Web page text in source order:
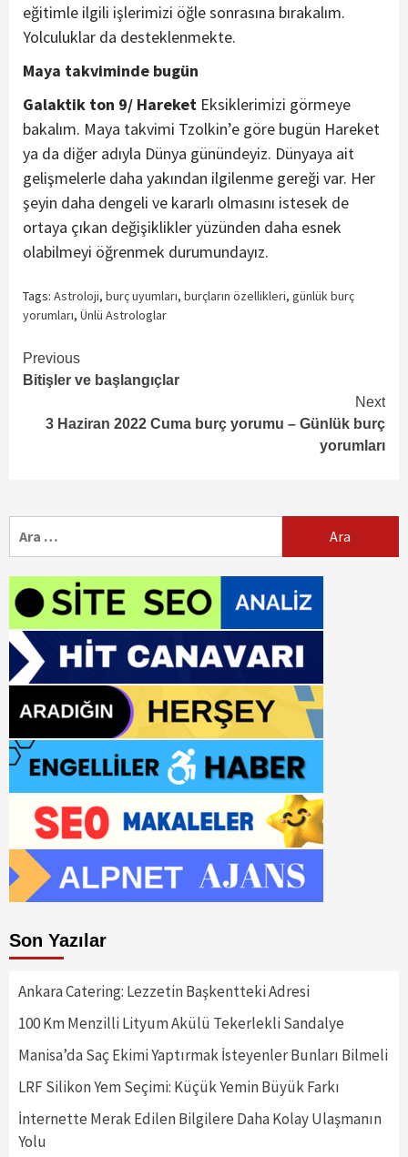
eğitimle ilgili işlerimizi öğle sonrasına bırakalım.
Yolculuklar da desteklenmekte.
Maya takviminde bugün
Galaktik ton 9/ Hareket Eksiklerimizi görmeye
bakalım. Maya takvimi Tzolkin’e göre bugün Hareket
ya da diğer adıyla Dünya günündeyiz. Dünyaya ait
gelişmelerle daha yakından ilgilenme gereği var. Her
şeyin daha dengeli ve kararlı olmasını istesek de
ortaya çıkan değişiklikler yüzünden daha esnek
olabilmeyi öğrenmek durumundayız.
Tags: Astroloji, burç uyumları, burçların özellikleri, günlük burç
yorumları, Ünlü Astrologlar
Continue
Reading
Previous
Bitişler ve başlangıçlar
Next
3 Haziran 2022 Cuma burç yorumu – Günlük burç
yorumları
Son Yazılar
Ankara Catering: Lezzetin Başkentteki Adresi
100 Km Menzilli Lityum Akülü Tekerlekli Sandalye
Manisa’da Saç Ekimi Yaptırmak İsteyenler Bunları Bilmeli
LRF Silikon Yem Seçimi: Küçük Yemin Büyük Farkı
İnternette Merak Edilen Bilgilere Daha Kolay Ulaşmanın
Yolu